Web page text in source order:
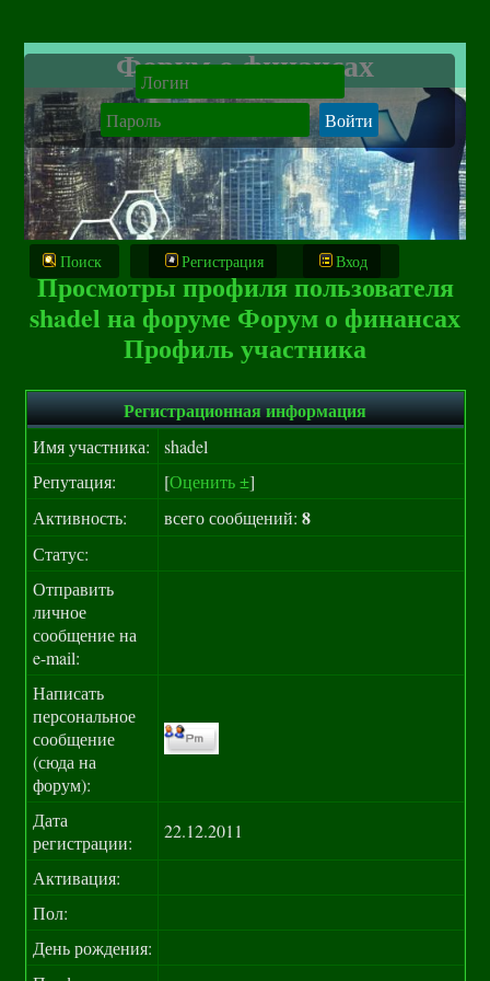
Форум о финансах
Поиск Регистрация Вход
Просмотры профиля пользователя
shadel на форуме Форум о финансах
Профиль участника
Регистрационная информация
Имя участника:
shadel
Репутация:
[Оценить ±]
Активность:
всего сообщений: 8
Статус:
Отправить
личное
сообщение на
e-mail:
Написать
персональное
сообщение
(сюда на
форум):
Дата
регистрации:
22.12.2011
Активация:
Пол:
День рождения: